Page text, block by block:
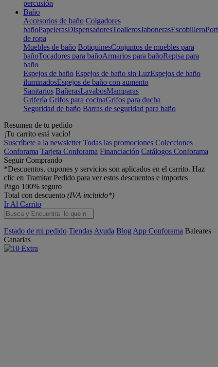
percusión
Baño
Accesorios de baño Colgadores
bañoPapelerasDispensadoresToallerosJabonerasEscobillero
de ropa
Muebles de baño BotiquinesConjuntos de muebles para
bañoTocadores para bañoArmarios para bañoRepisa para
baño
Espejos de baño Espejos de baño sin LuzEspejos de baño
iluminadosEspejos de baño con aumento
Sanitarios BañerasLavabosMamparas
Grifería Grifos para cocinaGrifos para ducha
Seguridad de baño Barras de seguridad para baño
Resumen de tu pedido
¡Tu carrito está vacío!
Suscríbete a la newsletter Todas las promociones Colecciones
Conforama Tarjeta Conforama Financiación Catálogos Conforama
Seguir Comprando
*Descuentos, cupones y servicios son aplicados en el carrito. Haz
clic en Tramitar Pedido para ver estos descuentos e importes
Pago 100% seguro
Total con descuento (IVA incluido*)
Ir Al Carrito
Estado de mi pedido Tiendas Ayuda Blog App Conforama Baleares
Canarias